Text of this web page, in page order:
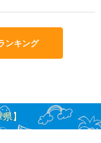
ンキング
】